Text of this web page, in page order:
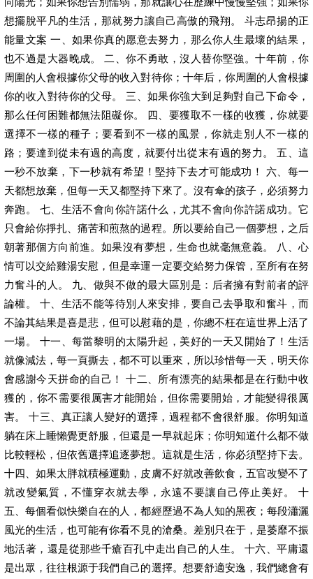
想擺脫平凡的生活，那就努力讓自己高傲的飛翔。 斗志昂揚的正
能量文案 一、如果你真的愿意去努力，那么你人生最壞的結果，
也不過是大器晚成。 二、你不勇敢，沒人替你堅強。十年前，你
周圍的人會根據你父母的收入對待你；十年后，你周圍的人會根據
你的收入對待你的父母。 三、如果你強大到足夠對自己下命令，
那么任何困難都無法阻礙你。 四、要獲取不一樣的收獲，你就要
選擇不一樣的種子；要看到不一樣的風景，你就走別人不一樣的
路；要達到從未有過的高度，就要付出從末有過的努力。 五、這
一秒不放棄，下一秒就有希望！堅持下去才可能成功！ 六、每一
天都想放棄，但每一天又都堅持下來了。沒有傘的孩子，必須努力
奔跑。 七、生活不會向你許諾什么，尤其不會向你許諾成功。它
只會給你掙扎、痛苦和煎熬的過程。所以要給自己一個夢想，之后
朝著那個方向前進。如果沒有夢想，生命也就毫無意義。 八、心
情可以交給雞湯安慰，但是幸運一定要交給努力保管，至所有在努
力奮斗的人。 九、做與不做的最大區別是：后者擁有對前者的評
論權。 十、生活不能等待別人來安排，要自己去爭取和奮斗，而
不論其結果是喜是悲，但可以慰藉的是，你總不枉在這世界上活了
一場。 十一、每當黎明的太陽升起，美好的一天又開始了！生活
就像減法，每一頁撕去，都不可以重來，所以珍惜每一天，明天你
會感謝今天拼命的自己！ 十二、所有漂亮的結果都是在行動中收
獲的，你不需要很厲害才能開始，但你需要開始，才能變得很厲
害。 十三、真正讓人變好的選擇，過程都不會很舒服。你明知道
躺在床上睡懶覺更舒服，但還是一早就起床；你明知道什么都不做
比較輕松，但依舊選擇追逐夢想。這就是生活，你必須堅持下去。
十四、如果太胖就積極運動，皮膚不好就改善飲食，五官改變不了
就改變氣質，不懂穿衣就去學，永遠不要讓自己停止美好。 十
五、每個看似快樂自在的人，都經歷過不為人知的黑夜；每段瀟灑
風光的生活，也可能有你看不見的滄桑。差別只在于，是萎靡不振
地活著，還是從那些千瘡百孔中走出自己的人生。 十六、平庸還
是出眾，往往根源于我們自己的選擇。想要舒適安逸，我們總會有